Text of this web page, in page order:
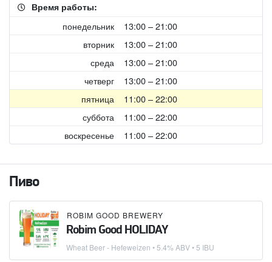
Пиво
ROBIM GOOD BREWERY
Robim Good HOLIDAY
Wheat Beer - Hefeweizen • 5.4% ABV • 5 IBU
Время работы:
понедельник
13:00 – 21:00
вторник
13:00 – 21:00
среда
13:00 – 21:00
четверг
13:00 – 21:00
пятница
11:00 – 22:00
суббота
11:00 – 22:00
воскресенье
11:00 – 22:00